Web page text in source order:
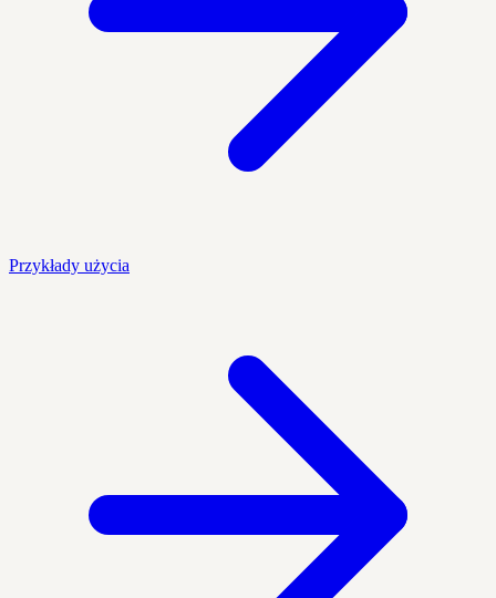
Przykłady użycia